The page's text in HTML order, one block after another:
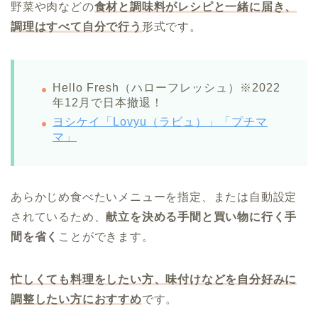
野菜や肉などの食材と調味料がレシピと一緒に届き、
調理はすべて自分で行う 形式です。
Hello Fresh（ハローフレッシュ）※2022
年12月で日本撤退！
ヨシケイ「Lovyu（ラビュ）」「プチマ
マ」
あらかじめ食べたいメニューを指定、または自動設定
されているため、献立を決める手間と買い物に行く手
間を省く ことができます。
忙しくても料理をしたい方、味付けなどを自分好みに
調整したい方におすすめです。